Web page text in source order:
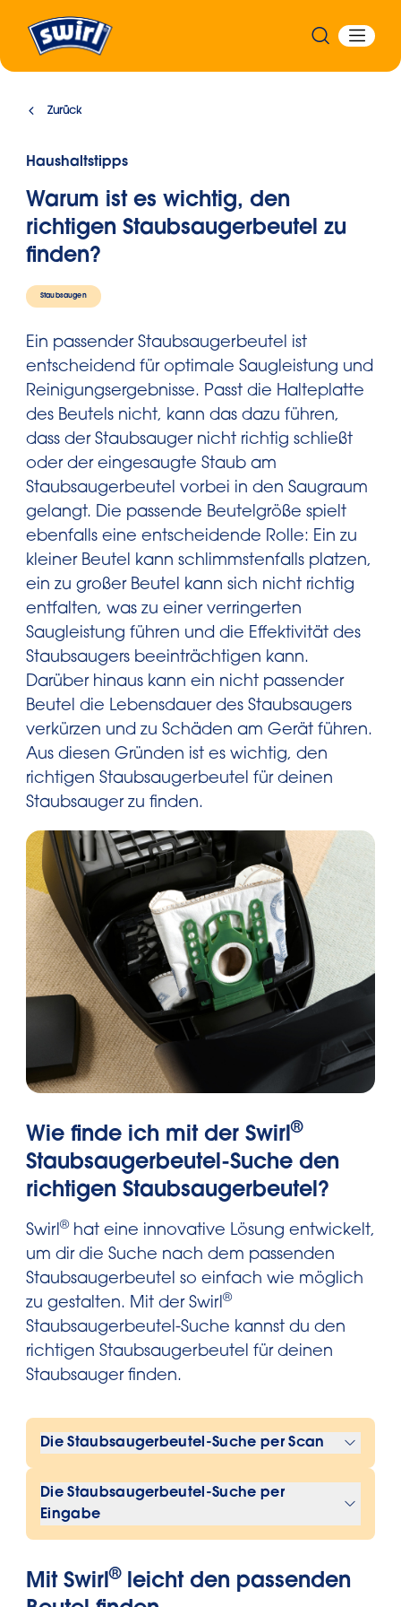
Zurück
Haushaltstipps
Warum ist es wichtig, den
richtigen Staubsaugerbeutel zu
finden?
Staubsaugen
Ein passender Staubsaugerbeutel ist
entscheidend für optimale Saugleistung und
Reinigungsergebnisse. Passt die Halteplatte
des Beutels nicht, kann das dazu führen,
dass der Staubsauger nicht richtig schließt
oder der eingesaugte Staub am
Staubsaugerbeutel vorbei in den Saugraum
gelangt. Die passende Beutelgröße spielt
ebenfalls eine entscheidende Rolle: Ein zu
kleiner Beutel kann schlimmstenfalls platzen,
ein zu großer Beutel kann sich nicht richtig
entfalten, was zu einer verringerten
Saugleistung führen und die Effektivität des
Staubsaugers beeinträchtigen kann.
Darüber hinaus kann ein nicht passender
Beutel die Lebensdauer des Staubsaugers
verkürzen und zu Schäden am Gerät führen.
Aus diesen Gründen ist es wichtig, den
richtigen Staubsaugerbeutel für deinen
Staubsauger zu finden.
Wie finde ich mit der Swirl ®
Staubsaugerbeutel-Suche den
richtigen Staubsaugerbeutel?
Swirl ® hat eine innovative Lösung entwickelt,
um dir die Suche nach dem passenden
Staubsaugerbeutel so einfach wie möglich
zu gestalten. Mit der Swirl ®
Staubsaugerbeutel-Suche kannst du den
richtigen Staubsaugerbeutel für deinen
Staubsauger finden.
Die Staubsaugerbeutel-Suche per Scan
Vorbereitung: Hierfür muss man seinen
Sauger zur Hand haben.
dem Smartphone oder Tablet öffnen.
Die Staubsaugerbeutel-Suche per
Eingabe
Sauger nicht zur Hand haben.
Trotzdem muss man die Marke und das
Mit Swirl ®leicht den passenden